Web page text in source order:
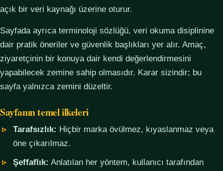
açık bir veri kaynağı üzerine oturur.
Sayfada ayrıca terminoloji sözlüğü, veri okuma disiplinine
dair pratik öneriler ve güvenlik başlıkları yer alır. Amaç,
ziyaretçinin bir konuya dair kendi değerlendirmesini
yapabilecek zemine sahip olmasıdır. Karar sizindir; bu
sayfa yalnızca zemini düzeltir.
Sayfanın temel ilkeleri
Tarafsızlık: Hiçbir marka övülmez, kıyaslanmaz veya
öne çıkarılmaz.
Şeffaflık: Anlatılan her yöntem, kullanıcı tarafından